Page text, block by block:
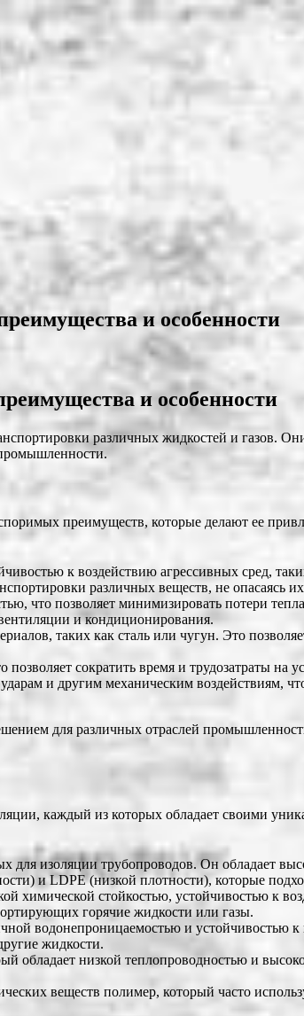
и особенности
и особенности
различных жидкостей и газов.
преимуществ, которые делают ее
к воздействию агрессивных сред,
различных веществ, не опасаясь
что позволяет минимизировать потери
и кондиционирования.
таких как сталь или чугун. Это
сократить время и трудозатраты на
и другим механическим воздействиям,
для различных отраслей
каждый из которых обладает своими
для изоляции трубопроводов. Он обладает
и LDPE (низкой плотности), которые
химической стойкостью, устойчивостью к
горячие жидкости или газы.
водонепроницаемостью и устойчивостью
жидкости.
обладает низкой теплопроводностью и
веществ полимер, который часто